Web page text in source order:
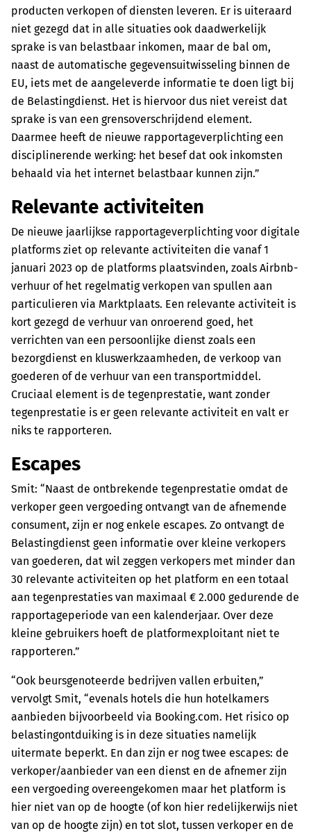
producten verkopen of diensten leveren. Er is uiteraard
niet gezegd dat in alle situaties ook daadwerkelijk
sprake is van belastbaar inkomen, maar de bal om,
naast de automatische gegevensuitwisseling binnen de
EU, iets met de aangeleverde informatie te doen ligt bij
de Belastingdienst. Het is hiervoor dus niet vereist dat
sprake is van een grensoverschrijdend element.
Daarmee heeft de nieuwe rapportageverplichting een
disciplinerende werking: het besef dat ook inkomsten
behaald via het internet belastbaar kunnen zijn.”
Relevante activiteiten
De nieuwe jaarlijkse rapportageverplichting voor digitale
platforms ziet op relevante activiteiten die vanaf 1
januari 2023 op de platforms plaatsvinden, zoals Airbnb-
verhuur of het regelmatig verkopen van spullen aan
particulieren via Marktplaats. Een relevante activiteit is
kort gezegd de verhuur van onroerend goed, het
verrichten van een persoonlijke dienst zoals een
bezorgdienst en kluswerkzaamheden, de verkoop van
goederen of de verhuur van een transportmiddel.
Cruciaal element is de tegenprestatie, want zonder
tegenprestatie is er geen relevante activiteit en valt er
niks te rapporteren.
Escapes
Smit: “Naast de ontbrekende tegenprestatie omdat de
verkoper geen vergoeding ontvangt van de afnemende
consument, zijn er nog enkele escapes. Zo ontvangt de
Belastingdienst geen informatie over kleine verkopers
van goederen, dat wil zeggen verkopers met minder dan
30 relevante activiteiten op het platform en een totaal
aan tegenprestaties van maximaal € 2.000 gedurende de
rapportageperiode van een kalenderjaar. Over deze
kleine gebruikers hoeft de platformexploitant niet te
rapporteren.”
“Ook beursgenoteerde bedrijven vallen erbuiten,”
vervolgt Smit, “evenals hotels die hun hotelkamers
aanbieden bijvoorbeeld via Booking.com. Het risico op
belastingontduiking is in deze situaties namelijk
uitermate beperkt. En dan zijn er nog twee escapes: de
verkoper/aanbieder van een dienst en de afnemer zijn
een vergoeding overeengekomen maar het platform is
hier niet van op de hoogte (of kon hier redelijkerwijs niet
van op de hoogte zijn) en tot slot, tussen verkoper en de